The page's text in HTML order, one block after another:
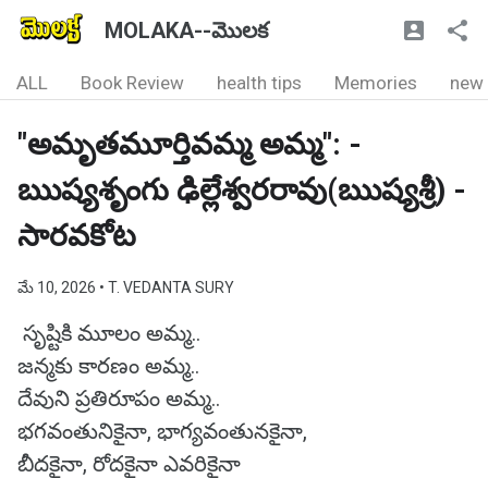
MOLAKA--మొలక
ALL Book Review health tips Memories new
"అమృతమూర్తివమ్మ అమ్మ": -
ఋష్యశృంగు ఢిల్లేశ్వరరావు(ఋష్యశ్రీ) -
సారవకోట
మే 10, 2026 • T. VEDANTA SURY
సృష్టికి మూలం అమ్మ..
జన్మకు కారణం అమ్మ..
దేవుని ప్రతిరూపం అమ్మ..
భగవంతునికైనా, భాగ్యవంతునకైనా,
బీదకైనా, రోదకైనా ఎవరికైనా